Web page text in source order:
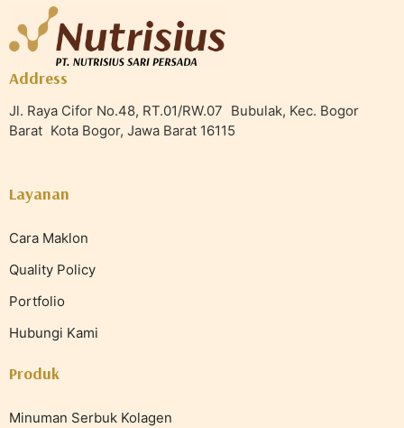
Address
Jl. Raya Cifor No.48, RT.01/RW.07 Bubulak, Kec. Bogor
Barat Kota Bogor, Jawa Barat 16115
Layanan
Cara Maklon
Quality Policy
Portfolio
Hubungi Kami
Produk
Minuman Serbuk Kolagen